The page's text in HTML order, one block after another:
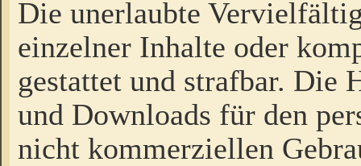
Die unerlaubte
einzelner Inhalte oder
gestattet und strafbar. Die
und Downloads für den
nicht kommerziellen